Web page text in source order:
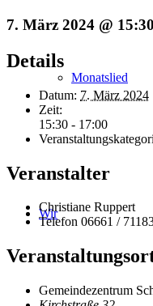
Monatslied
Wir
7. März 2024 @ 15:30
Details
Datum: 7. März 2024
Zeit:
15:30 - 17:00
Veranstalter
Christiane Ruppert
Telefon 06661 /
Gemeindezentrum